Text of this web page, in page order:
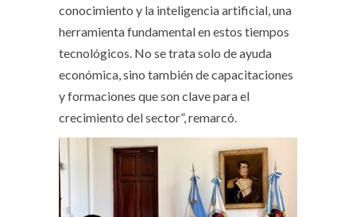
conocimiento y la inteligencia artificial, una
herramienta fundamental en estos tiempos
tecnológicos. No se trata solo de ayuda
económica, sino también de capacitaciones
y formaciones que son clave para el
crecimiento del sector”, remarcó.